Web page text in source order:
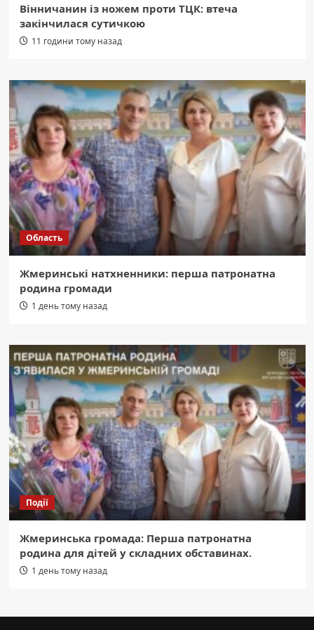
Вінничанин із ножем проти ТЦК: втеча
закінчилася сутичкою
11 години тому назад
Область
Жмеринські натхненники: перша патронатна
родина громади
1 день тому назад
Події
Жмеринська громада: Перша патронатна
родина для дітей у складних обставинах.
1 день тому назад